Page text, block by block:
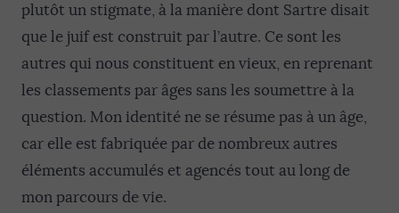
plutôt un stigmate, à la manière dont Sartre disait
que le juif est construit par l’autre. Ce sont les
autres qui nous constituent en vieux, en reprenant
les classements par âges sans les soumettre à la
question. Mon identité ne se résume pas à un âge,
car elle est fabriquée par de nombreux autres
éléments accumulés et agencés tout au long de
mon parcours de vie.